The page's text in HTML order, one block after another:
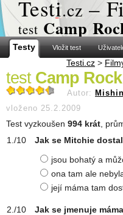
Testi.cz –
test Camp
Testy Vložit test
Testi.cz >
test Camp
Autor:
vloženo 25.2.2009
Test vyzkoušen 994 krát ,
Jak se Mitchie
jsou bohatý a
ona tam ale
její máma tam
Jak se jmenuje